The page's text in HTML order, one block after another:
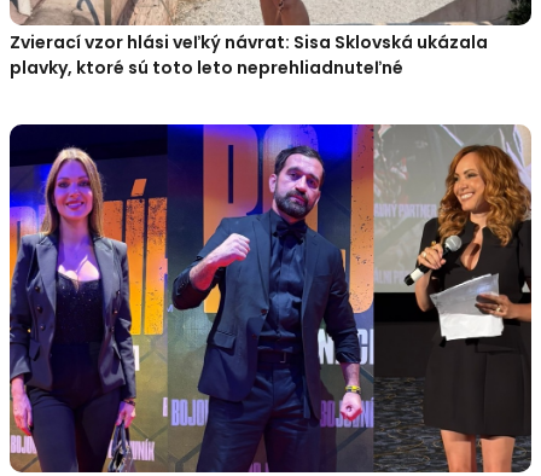
Zvierací vzor hlási veľký návrat: Sisa Sklovská ukázala
plavky, ktoré sú toto leto neprehliadnuteľné